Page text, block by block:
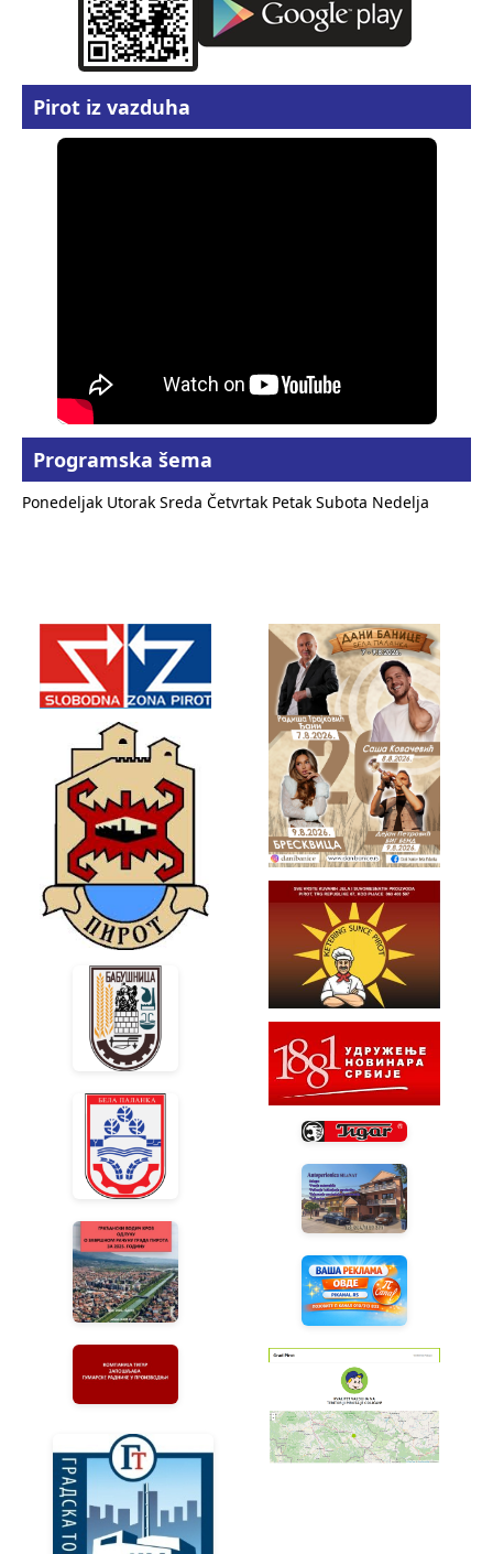
Pirot iz vazduha
Programska šema
Ponedeljak Utorak Sreda Četvrtak Petak Subota Nedelja